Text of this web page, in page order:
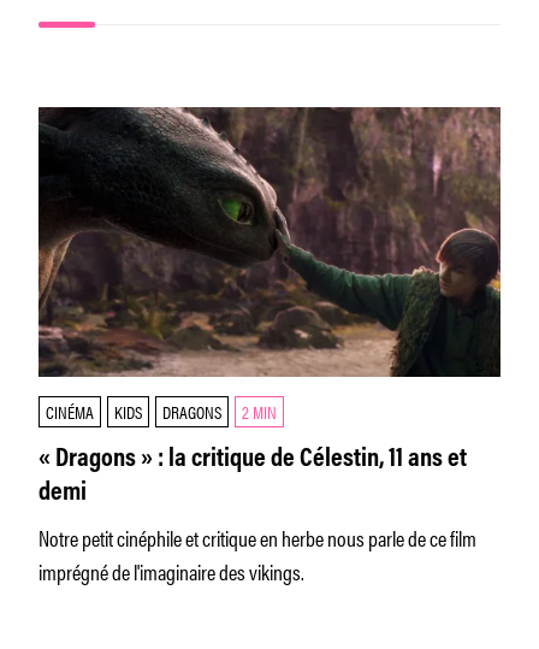
CINÉMA KIDS DRAGONS 2 MIN
« Dragons » : la critique de Célestin, 11 ans et
demi
Notre petit cinéphile et critique en herbe nous parle de ce film
imprégné de l'imaginaire des vikings.